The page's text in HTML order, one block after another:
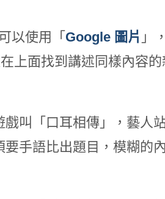
以使用「 Google 圖片 」
上面找到講述同樣內容的
叫「口耳相傳」，藝人
手語比出題目，模糊的